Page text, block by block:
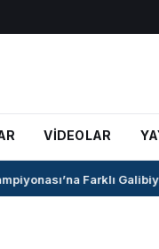
VİDEOLAR
Farklı